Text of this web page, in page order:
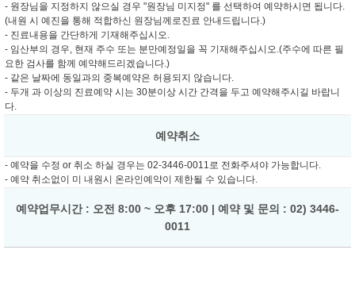
- 원장님을 지정하지 않으실 경우 "원장님 미지정" 를 선택하여 예약하시면 됩니다.
(내원 시 예진을 통해 적합하신 원장님께로진료 안내드립니다.)
- 진료내용을 간단하게 기재해주십시오.
- 임산부의 경우, 현재 주수 또는 분만예정일을 꼭 기재해주십시오.(주수에 따른 필
요한 검사를 함께 예약해드리겠습니다.)
- 같은 날짜에 동일과의 중복예약은 허용되지 않습니다.
- 두개 과 이상의 진료예약 시는 30분이상 시간 간격을 두고 예약해주시길 바랍니
다.
예약취소
- 예약을 수정 or 취소 하실 경우는 02-3446-0011로 전화주셔야 가능합니다.
- 예약 취소없이 미 내원시 온라인예약이 제한될 수 있습니다.
예약업무시간 : 오전 8:00 ~ 오후 17:00 | 예약 및 문의 : 02) 3446-
0011